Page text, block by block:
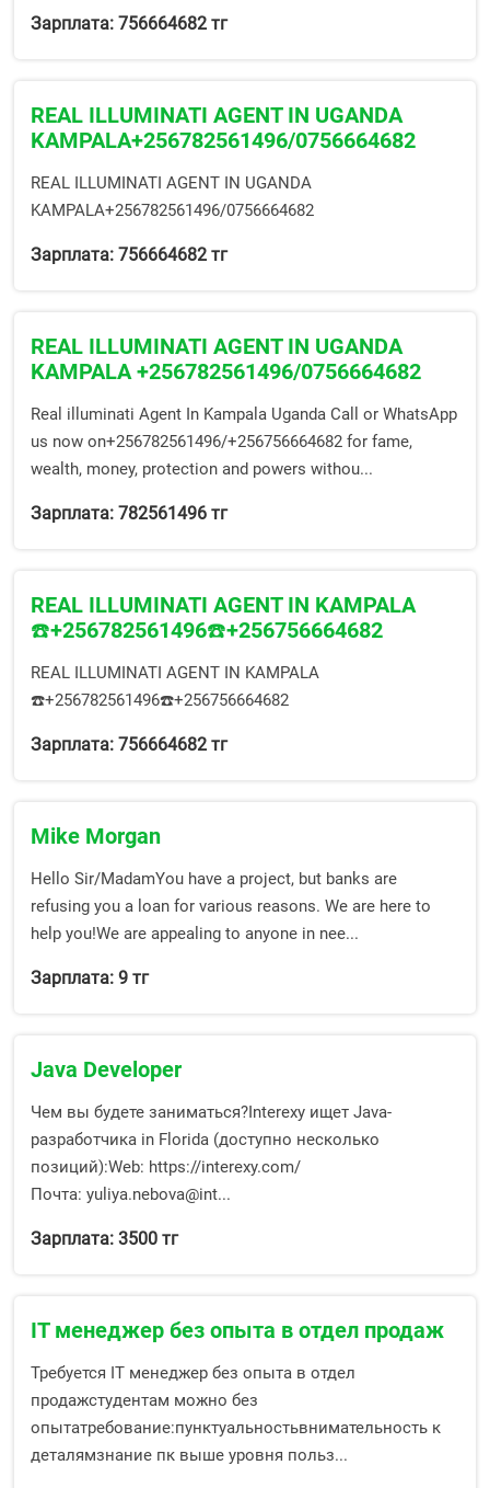
Зарплата: 756664682 тг
REAL ILLUMINATI AGENT IN UGANDA
KAMPALA+256782561496/0756664682
REAL ILLUMINATI AGENT IN UGANDA
KAMPALA+256782561496/0756664682
Зарплата: 756664682 тг
REAL ILLUMINATI AGENT IN UGANDA
KAMPALA +256782561496/0756664682
Real illuminati Agent In Kampala Uganda Call or WhatsApp
us now on+256782561496/+256756664682 for fame,
wealth, money, protection and powers withou...
Зарплата: 782561496 тг
REAL ILLUMINATI AGENT IN KAMPALA
☎️+256782561496☎️+256756664682
REAL ILLUMINATI AGENT IN KAMPALA
☎️+256782561496☎️+256756664682
Зарплата: 756664682 тг
Mike Morgan
Hello Sir/MadamYou have a project, but banks are
refusing you a loan for various reasons. We are here to
help you!We are appealing to anyone in nee...
Зарплата: 9 тг
Java Developer
Чем вы будете заниматься?Interexy ищет Java-
разработчика in Florida (доступно несколько
позиций):Web: https://interexy.com/
Почта: yuliya.nebova@int...
Зарплата: 3500 тг
IT менеджер без опыта в отдел продаж
Требуется IT менеджер без опыта в отдел
продажстудентам можно без
опытатребование:пунктуальностьвнимательность к
деталямзнание пк выше уровня польз...